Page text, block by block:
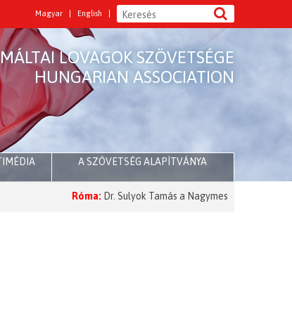
Magyar English
LOVAGOK SZÖVETSÉGE
HUNGARIAN ASSOCIATION
A SZÖVETSÉG ALAPÍTVÁNYA
Dr. Sulyok Tamás a Nagymesternél